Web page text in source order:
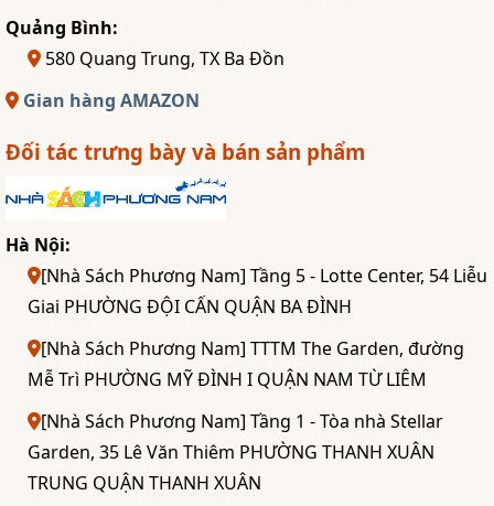
Quảng Bình:
580 Quang Trung, TX Ba Đồn
Gian hàng AMAZON
Đối tác trưng bày và bán sản phẩm
Hà Nội:
[Nhà Sách Phương Nam] Tầng 5 - Lotte Center, 54 Liễu
Giai PHƯỜNG ĐỘI CẤN QUẬN BA ĐÌNH
[Nhà Sách Phương Nam] TTTM The Garden, đường
Mễ Trì PHƯỜNG MỸ ĐÌNH I QUẬN NAM TỪ LIÊM
[Nhà Sách Phương Nam] Tầng 1 - Tòa nhà Stellar
Garden, 35 Lê Văn Thiêm PHƯỜNG THANH XUÂN
TRUNG QUẬN THANH XUÂN